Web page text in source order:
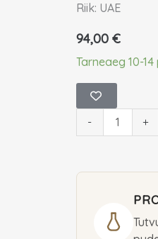
Riik: UAE
94,00 €
Tarneaeg 10-
-
Attar
Collection
Khaltat
Night
Eau
Parfum
+